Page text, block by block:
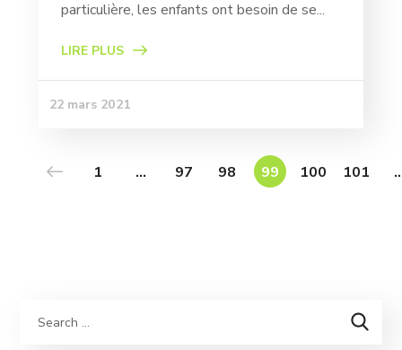
particulière, les enfants ont besoin de se...
LIRE PLUS
22 mars 2021
1 … 97 98 99 100 101